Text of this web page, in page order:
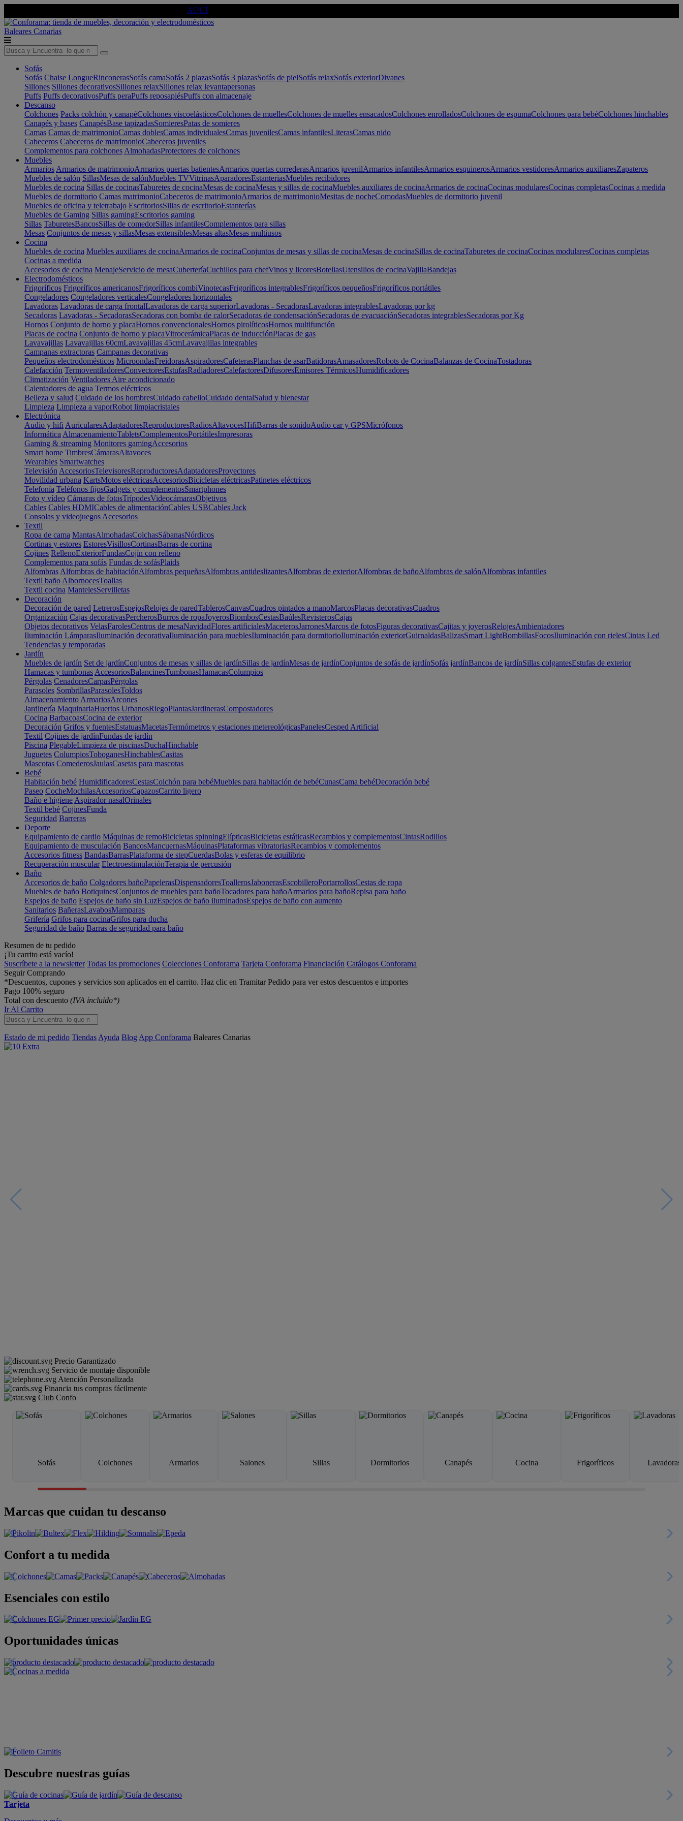
AQUÍ
Baleares Canarias
Sofás
Sofás Chaise LongueRinconerasSofás camaSofás 2 plazasSofás 3 plazasSofás de pielSofás relaxSofás exteriorDivanes
Sillones Sillones decorativosSillones relaxSillones relax levantapersonas
Puffs Puffs decorativosPuffs peraPuffs reposapiésPuffs con almacenaje
Descanso
Colchones Packs colchón y canapéColchones viscoelásticosColchones de muellesColchones de muelles ensacadosColchones enrolladosColchones de espumaColchones para bebéColchones hinchables
Canapés y bases CanapésBase tapizadasSomieresPatas de somieres
Camas Camas de matrimonioCamas doblesCamas individualesCamas juvenilesCamas infantilesLiterasCamas nido
Cabeceros Cabeceros de matrimonioCabeceros juveniles
Complementos para colchones AlmohadasProtectores de colchones
Muebles
Armarios Armarios de matrimonioArmarios puertas batientesArmarios puertas correderasArmarios juvenilArmarios infantilesArmarios esquinerosArmarios vestidoresArmarios auxiliaresZapateros
Muebles de salón SillasMesas de salónMuebles TVVitrinasAparadoresEstanteriasMuebles recibidores
Muebles de cocina Sillas de cocinasTaburetes de cocinaMesas de cocinaMesas y sillas de cocinaMuebles auxiliares de cocinaArmarios de cocinaCocinas modularesCocinas completasCocinas a medida
Muebles de dormitorio Camas matrimonioCabeceros de matrimonioArmarios de matrimonioMesitas de nocheComodasMuebles de dormitorio juvenil
Muebles de oficina y teletrabajo EscritoriosSillas de escritorioEstanterías
Muebles de Gaming Sillas gamingEscritorios gaming
Sillas TaburetesBancosSillas de comedorSillas infantilesComplementos para sillas
Mesas Conjuntos de mesas y sillasMesas extensiblesMesas altasMesas multiusos
Cocina
Muebles de cocina Muebles auxiliares de cocinaArmarios de cocinaConjuntos de mesas y sillas de cocinaMesas de cocinaSillas de cocinaTaburetes de cocinaCocinas modularesCocinas completas
Cocinas a medida
Accesorios de cocina MenajeServicio de mesaCuberteríaCuchillos para chefVinos y licoresBotellasUtensilios de cocinaVajillaBandejas
Electrodomésticos
Frigoríficos Frigoríficos americanosFrigoríficos combiVinotecasFrigoríficos integrablesFrigoríficos pequeñosFrigoríficos portátiles
Congeladores Congeladores verticalesCongeladores horizontales
Lavadoras Lavadoras de carga frontalLavadoras de carga superiorLavadoras - SecadorasLavadoras integrablesLavadoras por kg
Secadoras Lavadoras - SecadorasSecadoras con bomba de calorSecadoras de condensaciónSecadoras de evacuaciónSecadoras integrablesSecadoras por Kg
Hornos Conjunto de horno y placaHornos convencionalesHornos pirolíticosHornos multifunción
Placas de cocina Conjunto de horno y placaVitrocerámicaPlacas de inducciónPlacas de gas
Lavavajillas Lavavajillas 60cmLavavajillas 45cmLavavajillas integrables
Campanas extractoras Campanas decorativas
Pequeños electrodomésticos MicroondasFreidorasAspiradoresCafeterasPlanchas de asarBatidorasAmasadoresRobots de CocinaBalanzas de CocinaTostadoras
Calefacción TermoventiladoresConvectoresEstufasRadiadoresCalefactoresDifusoresEmisores TérmicosHumidificadores
Climatización Ventiladores Aire acondicionado
Calentadores de agua Termos eléctricos
Belleza y salud Cuidado de los hombresCuidado cabelloCuidado dentalSalud y bienestar
Limpieza Limpieza a vaporRobot limpiacristales
Electrónica
Audio y hifi AuricularesAdaptadoresReproductoresRadiosAltavocesHifiBarras de sonidoAudio car y GPSMicrófonos
Informática AlmacenamientoTabletsComplementosPortátilesImpresoras
Gaming & streaming Monitores gamingAccesorios
Smart home TimbresCámarasAltavoces
Wearables Smartwatches
Televisión AccesoriosTelevisoresReproductoresAdaptadoresProyectores
Movilidad urbana KartsMotos eléctricasAccesoriosBicicletas eléctricasPatinetes eléctricos
Telefonía Teléfonos fijosGadgets y complementosSmartphones
Foto y vídeo Cámaras de fotosTrípodesVideocámarasObjetivos
Cables Cables HDMICables de alimentaciónCables USBCables Jack
Consolas y videojuegos Accesorios
Textil
Ropa de cama MantasAlmohadasColchasSábanasNórdicos
Cortinas y estores EstoresVisillosCortinasBarras de cortina
Cojines RellenoExteriorFundasCojín con relleno
Complementos para sofás Fundas de sofásPlaids
Alfombras Alfombras de habitaciónAlfombras pequeñasAlfombras antideslizantesAlfombras de exteriorAlfombras de bañoAlfombras de salónAlfombras infantiles
Textil baño AlbornocesToallas
Textil cocina MantelesServilletas
Decoración
Decoración de pared LetrerosEspejosRelojes de paredTablerosCanvasCuadros pintados a manoMarcosPlacas decorativasCuadros
Organización Cajas decorativasPercherosBurros de ropaJoyerosBiombosCestasBaúlesRevisterosCajas
Objetos decorativos VelasFarolesCentros de mesaNavidadFlores artificialesMaceterosJarronesMarcos de fotosFiguras decorativasCajitas y joyerosRelojesAmbientadores
Iluminación LámparasIluminación decorativaIluminación para mueblesIluminación para dormitorioIluminación exteriorGuirnaldasBalizasSmart LightBombillasFocosIluminación con rielesCintas Led
Tendencias y temporadas
Jardín
Muebles de jardín Set de jardínConjuntos de mesas y sillas de jardínSillas de jardínMesas de jardínConjuntos de sofás de jardínSofás jardínBancos de jardínSillas colgantesEstufas de exterior
Hamacas y tumbonas AccesoriosBalancinesTumbonasHamacasColumpios
Pérgolas CenadoresCarpasPérgolas
Parasoles SombrillasParasolesToldos
Almacenamiento ArmariosArcones
Jardinería MaquinariaHuertos UrbanosRiegoPlantasJardinerasCompostadores
Cocina BarbacoasCocina de exterior
Decoración Grifos y fuentesEstatuasMacetasTermómetros y estaciones metereológicasPanelesCesped Artificial
Textil Cojines de jardínFundas de jardín
Piscina PlegableLimpieza de piscinasDuchaHinchable
Juguetes ColumpiosToboganesHinchablesCasitas
Mascotas ComederosJaulasCasetas para mascotas
Bebé
Habitación bebé HumidificadoresCestasColchón para bebéMuebles para habitación de bebéCunasCama bebéDecoración bebé
Paseo CocheMochilasAccesoriosCapazosCarrito ligero
Baño e higiene Aspirador nasalOrinales
Textil bebé CojinesFunda
Seguridad Barreras
Deporte
Equipamiento de cardio Máquinas de remoBicicletas spinningElípticasBicicletas estáticasRecambios y complementosCintasRodillos
Equipamiento de musculación BancosMancuernasMáquinasPlataformas vibratoriasRecambios y complementos
Accesorios fitness BandasBarrasPlataforma de stepCuerdasBolas y esferas de equilibrio
Recuperación muscular ElectroestimulaciónTerapia de percusión
Baño
Accesorios de baño Colgadores bañoPapelerasDispensadoresToallerosJabonerasEscobilleroPortarrollosCestas de ropa
Muebles de baño BotiquinesConjuntos de muebles para bañoTocadores para bañoArmarios para bañoRepisa para baño
Espejos de baño Espejos de baño sin LuzEspejos de baño iluminadosEspejos de baño con aumento
Sanitarios BañerasLavabosMamparas
Grifería Grifos para cocinaGrifos para ducha
Seguridad de baño Barras de seguridad para baño
Resumen de tu pedido
¡Tu carrito está vacío!
Suscríbete a la newsletter Todas las promociones Colecciones Conforama Tarjeta Conforama Financiación Catálogos Conforama
Seguir Comprando
*Descuentos, cupones y servicios son aplicados en el carrito. Haz clic en Tramitar Pedido para ver estos descuentos e importes
Pago 100% seguro
Total con descuento (IVA incluido*)
Ir Al Carrito
Estado de mi pedido Tiendas Ayuda Blog App Conforama Baleares Canarias
Precio Garantizado
Servicio de montaje disponible
Atención Personalizada
Financia tus compras fácilmente
Club Confo
Sofás Colchones Armarios Salones Sillas Dormitorios Canapés Cocina Frigoríficos Lavadoras
Marcas que cuidan tu descanso
Confort a tu medida
Esenciales con estilo
Oportunidades únicas
Descubre nuestras guías
Tarjeta